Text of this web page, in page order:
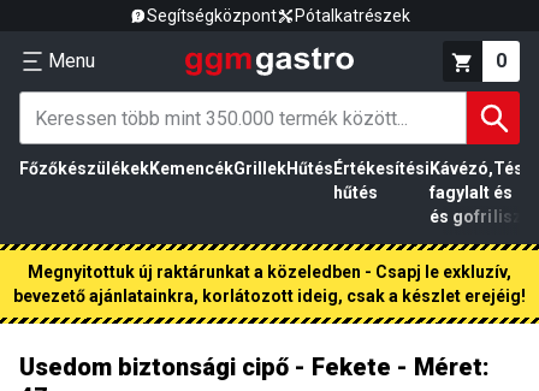
Segítségközpont Pótalkatrészek
Menu 0
FőzőkészülékekKemencékGrillekHűtés Értékesítési
hűtés
Kávézó,
fagylalt
és gofri
és
liszt
Megnyitottuk új raktárunkat a közeledben - Csapj le exkluzív,
bevezető ajánlatainkra, korlátozott ideig, csak a készlet erejéig!
Usedom biztonsági cipő - Fekete - Méret: